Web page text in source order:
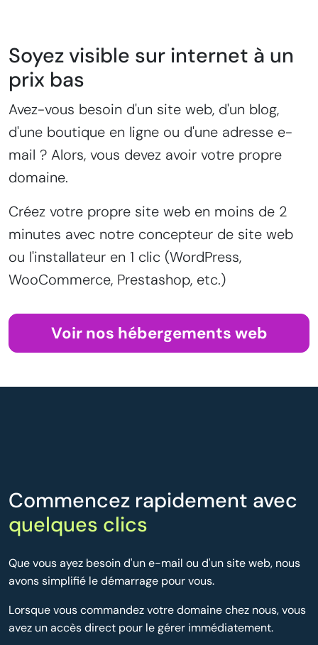
Soyez visible sur internet à un
prix bas
Avez-vous besoin d'un site web, d'un blog,
d'une boutique en ligne ou d'une adresse e-
mail ? Alors, vous devez avoir votre propre
domaine.
Créez votre propre site web en moins de 2
minutes avec notre concepteur de site web
ou l'installateur en 1 clic (WordPress,
WooCommerce, Prestashop, etc.)
Voir nos hébergements web
Commencez rapidement avec
quelques clics
Que vous ayez besoin d'un e-mail ou d'un site web, nous
avons simplifié le démarrage pour vous.
Lorsque vous commandez votre domaine chez nous, vous
avez un accès direct pour le gérer immédiatement.